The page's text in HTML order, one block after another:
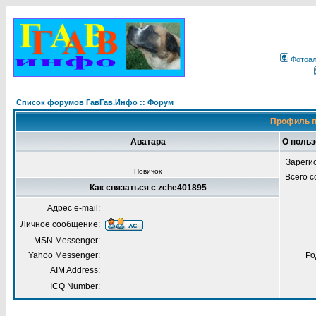
Список форумов ГавГав.Инфо :: Форум
Профиль
Аватара О
Новичок
Всего
Как связаться с zche401895
Адрес e-mail:
Личное сообщение:
MSN Messenger:
Yahoo Messenger:
AIM Address:
ICQ Number: